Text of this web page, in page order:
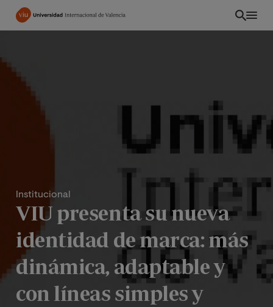
Pasar
Institucional
VIU presenta su nueva
identidad de marca: más
dinámica, adaptable y
con líneas simples y